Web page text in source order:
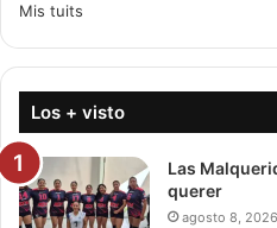
Mis tuits
Los + visto
Las
querer
agosto 8, 2026